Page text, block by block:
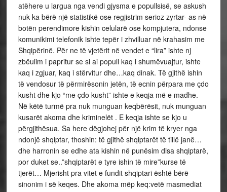
atëhere u largua nga vendi gjysma e popullsisë, se askush
nuk ka bërë një statistikë ose regjistrim serioz zyrtar- as në
botën perendimore kishin celularë ose kompjutera, ndonse
komunikimi telefonik ishte tepër i zhvilluar në krahasim me
Shqipërinë. Për ne të vjetërit në vendet e “lira” ishte nj
zbëulim i papritur se si ai popull kaq i shumëvuajtur, ishte
kaq i zgjuar, kaq i stërvitur dhe…kaq dinak. Të gjithë ishin
të vendosur të përmirësonin jetën, të ecnin përpara me çdo
kusht dhe kjo “me çdo kusht” ishte e keqja më e madhe.
Në këtë turmë pra nuk munguan keqbërësit, nuk munguan
kusarët akoma dhe kriminelët . E keqja ishte se kjo u
përgjithësua. Sa here dëgjohej për një krim të kryer nga
ndonjë shqiptar, thoshin: të gjithë shqiptarët të tillë janë…
dhe harronin se edhe ata kishin në punësim disa shqiptarë,
por duket se..”shqiptarët e tyre ishin të mire”kurse të
tjerët… Mjerisht pra vitet e fundit shqiptari është bërë
sinonim i së keqes. Dhe akoma mëp keq:vetë masmediat